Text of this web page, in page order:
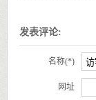
发表评论:
名称(*)
网址